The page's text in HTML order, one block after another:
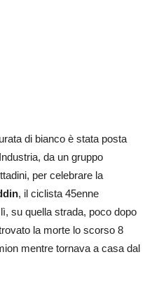
di bianco è stata posta
da un gruppo
per celebrare la
, il ciclista 45enne
su quella strada, poco dopo
la morte lo scorso 8
mentre tornava a casa dal